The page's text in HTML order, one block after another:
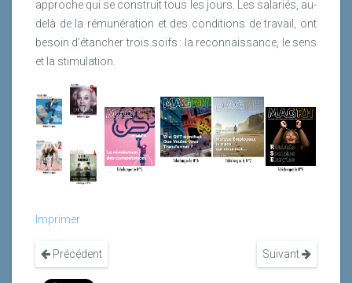
approche qui se construit tous les jours. Les salariés, au-
delà de la rémunération et des conditions de travail, ont
besoin d’étancher trois soifs : la reconnaissance, le sens
et la stimulation.
Imprimer
Précédent Suivant